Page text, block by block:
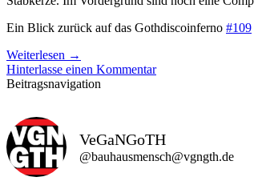
Ein Blick zurück auf das Gothdiscoinferno #109
Weiterlesen →
Hinterlasse einen Kommentar
Beitragsnavigation
VeGaNGoTH
@bauhausmensch@vgngth.de